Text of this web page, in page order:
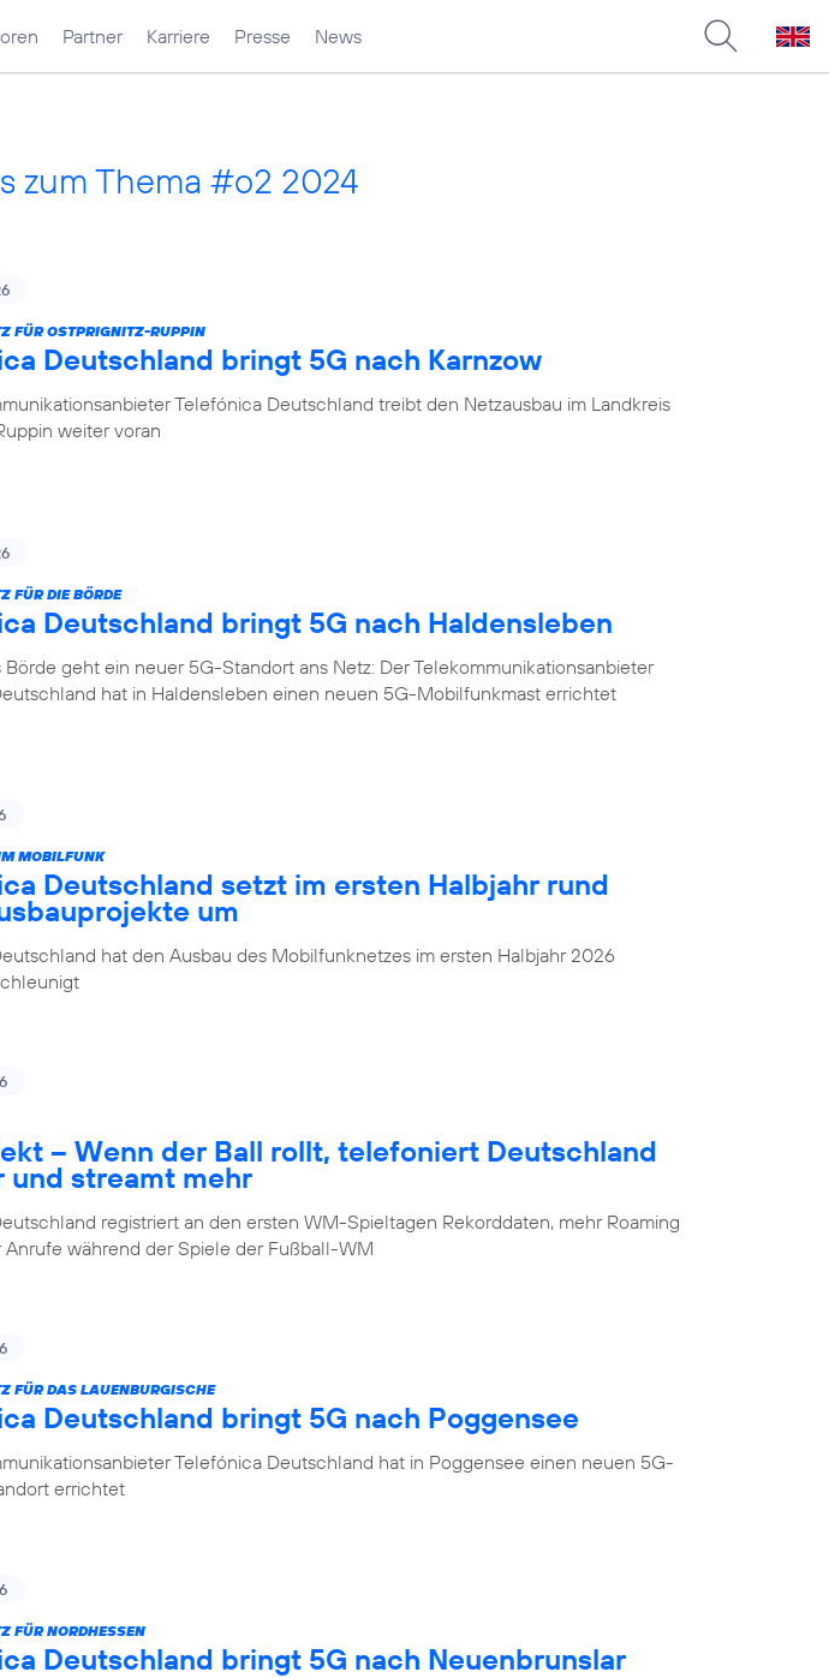
Partner Karriere Presse News
zum Thema #o2 2024
FÜR OSTPRIGNITZ-RUPPIN
Deutschland bringt 5G nach Karnzow
Telefónica Deutschland treibt den Netzausbau im Landkreis
weiter voran
FÜR DIE BÖRDE
Deutschland bringt 5G nach Haldensleben
Börde geht ein neuer 5G-Standort ans Netz: Der Telekommunikationsanbieter
hat in Haldensleben einen neuen 5G-Mobilfunkmast errichtet
MOBILFUNK
Deutschland setzt im ersten Halbjahr rund
um
hat den Ausbau des Mobilfunknetzes im ersten Halbjahr 2026
– Wenn der Ball rollt, telefoniert Deutschland
und streamt mehr
registriert an den ersten WM-Spieltagen Rekorddaten, mehr Roaming
Anrufe während der Spiele der Fußball-WM
FÜR DAS LAUENBURGISCHE
Deutschland bringt 5G nach Poggensee
Telefónica Deutschland hat in Poggensee einen neuen 5G-
errichtet
FÜR NORDHESSEN
Deutschland bringt 5G nach Neuenbrunslar